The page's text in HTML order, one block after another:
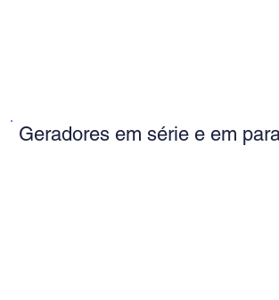
Geradores em série e em